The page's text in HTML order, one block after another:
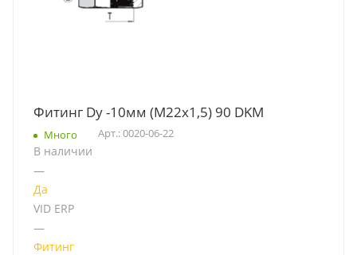
Фитинг Dу -10мм (М22х1,5) 90 DKM
Много Арт.: 0020-06-22
В наличии
—
Да
VID ERP
—
Фитинг